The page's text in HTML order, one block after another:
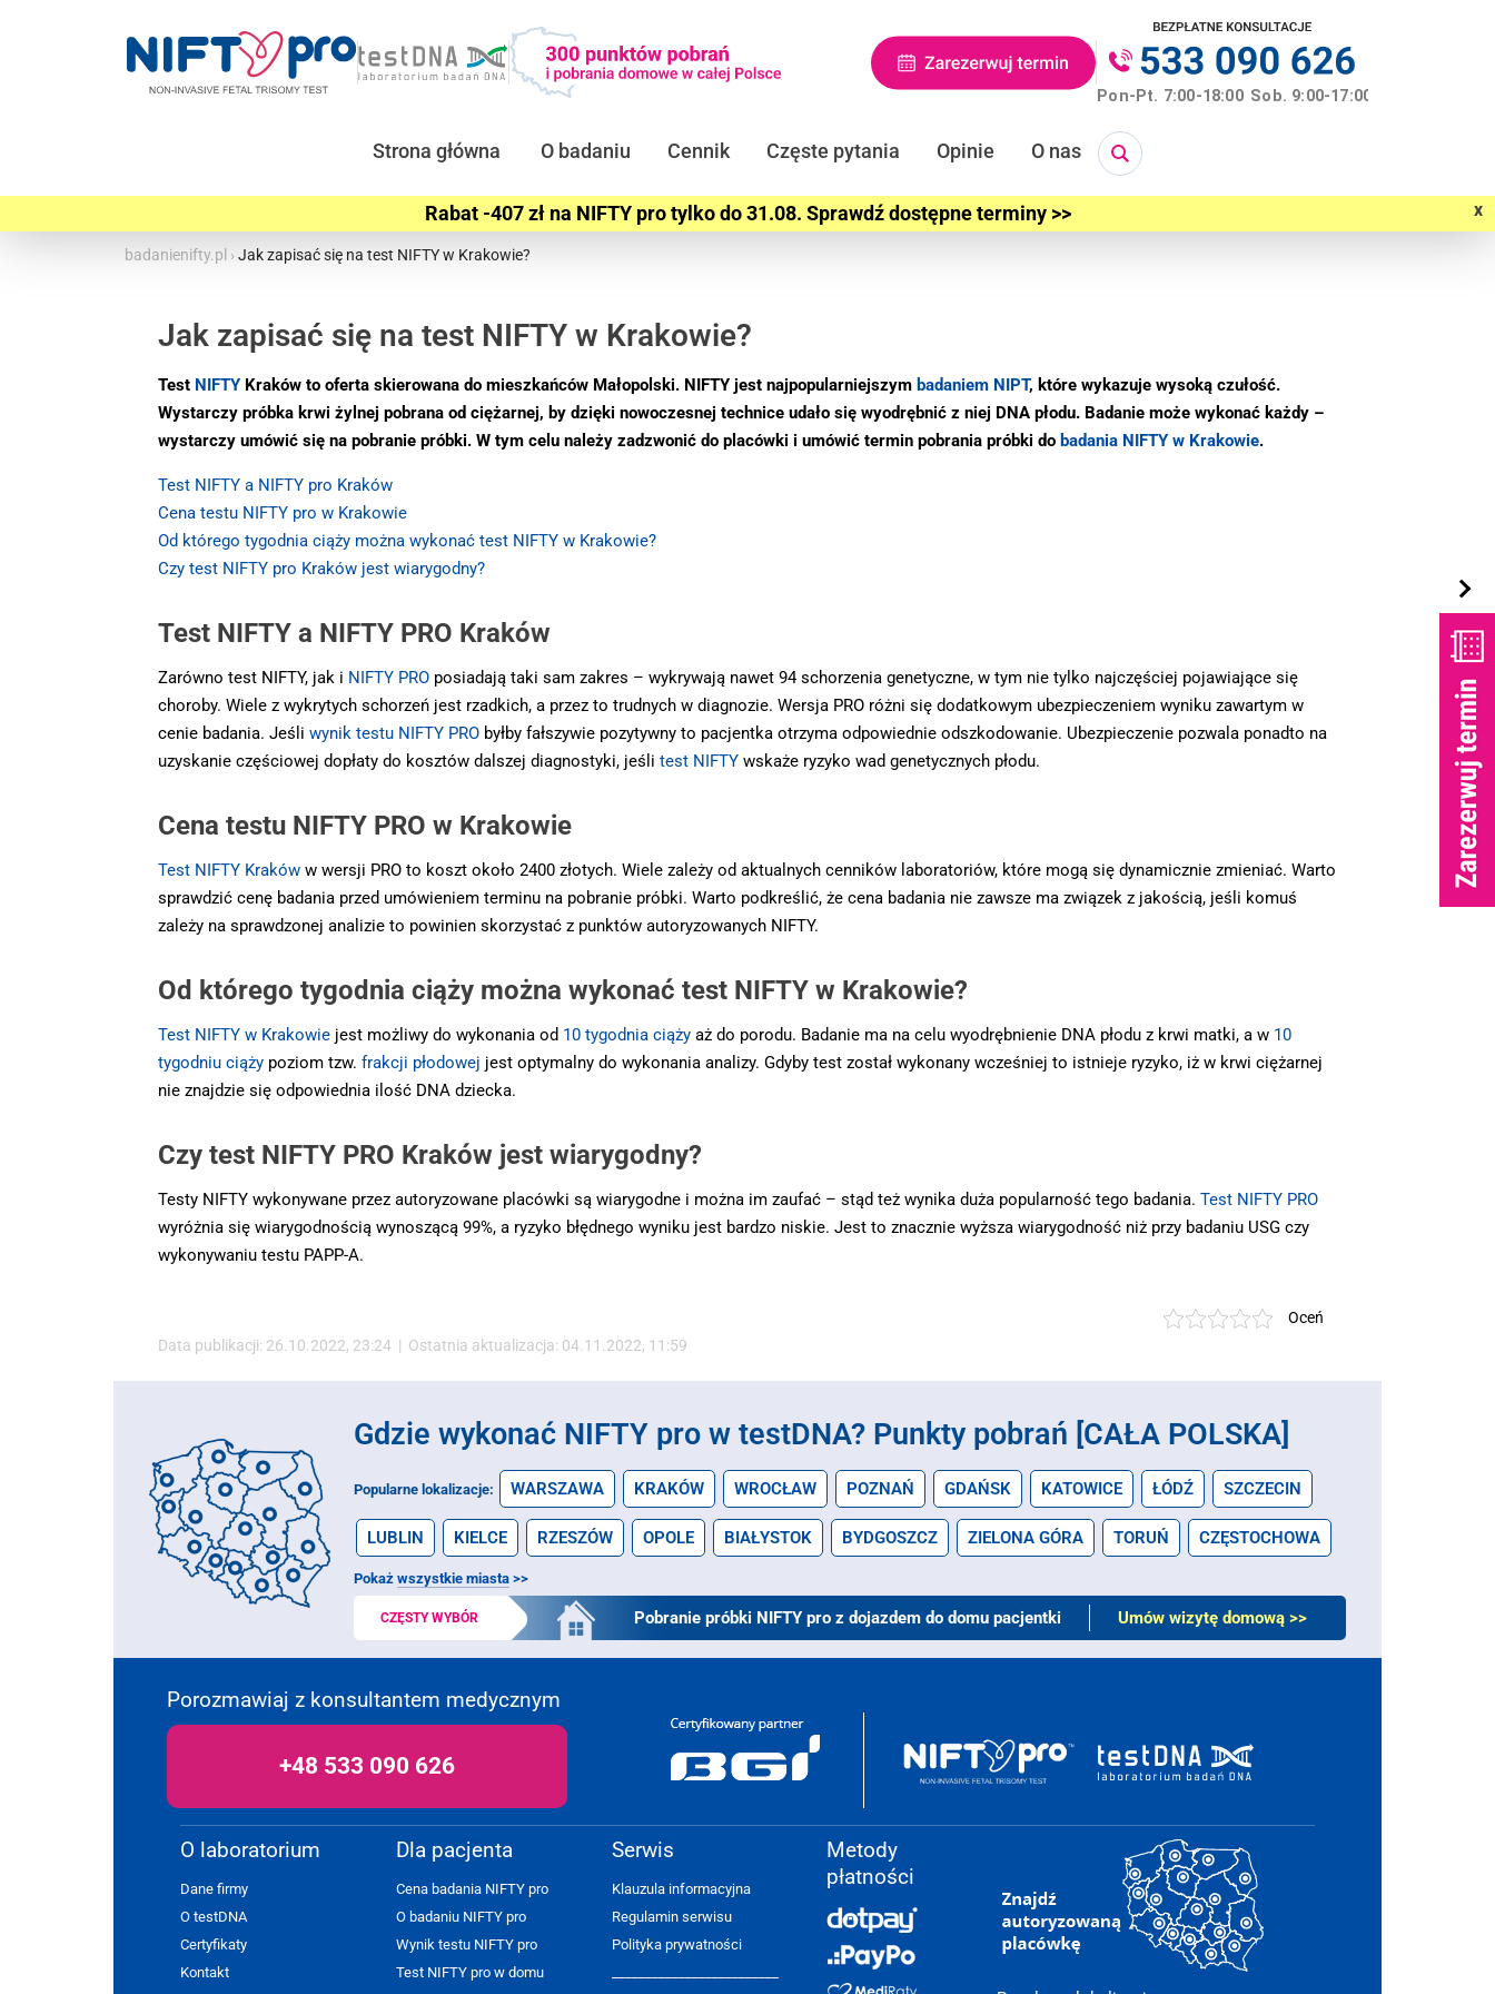
Strona główna O badaniu Cennik Częste pytania Opinie O nas
Rabat -407 zł na NIFTY pro tylko do 31.08. Sprawdź dostępne terminy >> x
badanienifty.pl ›Jak zapisać się na test NIFTY w Krakowie?
Jak zapisać się na test NIFTY w Krakowie?
Test NIFTY Kraków to oferta skierowana do mieszkańców Małopolski. NIFTY jest najpopularniejszym badaniem NIPT, które wykazuje wysoką czułość.
Wystarczy próbka krwi żylnej pobrana od ciężarnej, by dzięki nowoczesnej technice udało się wyodrębnić z niej DNA płodu. Badanie może wykonać każdy –
wystarczy umówić się na pobranie próbki. W tym celu należy zadzwonić do placówki i umówić termin pobrania próbki do badania NIFTY w Krakowie.
Test NIFTY a NIFTY pro Kraków
Cena testu NIFTY pro w Krakowie
Od którego tygodnia ciąży można wykonać test NIFTY w Krakowie?
Czy test NIFTY pro Kraków jest wiarygodny?
Test NIFTY a NIFTY PRO Kraków
Zarówno test NIFTY, jak i NIFTY PRO posiadają taki sam zakres – wykrywają nawet 94 schorzenia genetyczne, w tym nie tylko najczęściej pojawiające się
choroby. Wiele z wykrytych schorzeń jest rzadkich, a przez to trudnych w diagnozie. Wersja PRO różni się dodatkowym ubezpieczeniem wyniku zawartym w
cenie badania. Jeśli wynik testu NIFTY PRO byłby fałszywie pozytywny to pacjentka otrzyma odpowiednie odszkodowanie. Ubezpieczenie pozwala ponadto na
uzyskanie częściowej dopłaty do kosztów dalszej diagnostyki, jeśli test NIFTY wskaże ryzyko wad genetycznych płodu.
Cena testu NIFTY PRO w Krakowie
Test NIFTY Kraków w wersji PRO to koszt około 2400 złotych. Wiele zależy od aktualnych cenników laboratoriów, które mogą się dynamicznie zmieniać. Warto
sprawdzić cenę badania przed umówieniem terminu na pobranie próbki. Warto podkreślić, że cena badania nie zawsze ma związek z jakością, jeśli komuś
zależy na sprawdzonej analizie to powinien skorzystać z punktów autoryzowanych NIFTY.
Od którego tygodnia ciąży można wykonać test NIFTY w Krakowie?
Test NIFTY w Krakowie jest możliwy do wykonania od 10 tygodnia ciąży aż do porodu. Badanie ma na celu wyodrębnienie DNA płodu z krwi matki, a w 10
tygodniu ciąży poziom tzw. frakcji płodowej jest optymalny do wykonania analizy. Gdyby test został wykonany wcześniej to istnieje ryzyko, iż w krwi ciężarnej
nie znajdzie się odpowiednia ilość DNA dziecka.
Czy test NIFTY PRO Kraków jest wiarygodny?
Testy NIFTY wykonywane przez autoryzowane placówki są wiarygodne i można im zaufać – stąd też wynika duża popularność tego badania. Test NIFTY PRO
wyróżnia się wiarygodnością wynoszącą 99%, a ryzyko błędnego wyniku jest bardzo niskie. Jest to znacznie wyższa wiarygodność niż przy badaniu USG czy
wykonywaniu testu PAPP-A.
Oceń
Data publikacji: 26.10.2022, 23:24 | Ostatnia aktualizacja: 04.11.2022, 11:59
Gdzie wykonać NIFTY pro w testDNA? Punkty pobrań [CAŁA POLSKA]
Popularne lokalizacje: WARSZAWA KRAKÓW WROCŁAW POZNAŃ GDAŃSK KATOWICE ŁÓDŹ SZCZECIN
LUBLIN KIELCE RZESZÓW OPOLE BIAŁYSTOK BYDGOSZCZ ZIELONA GÓRA TORUŃ CZĘSTOCHOWA
Pokaż wszystkie miasta >>
CZĘSTY WYBÓR Pobranie próbki NIFTY pro z dojazdem do domu pacjentki Umów wizytę domową >>
Porozmawiaj z konsultantem medycznym
+48 533 090 626
O laboratorium
Dane firmy
O testDNA
Certyfikaty
Kontakt
Dla pacjenta
Cena badania NIFTY pro
O badaniu NIFTY pro
Wynik testu NIFTY pro
Test NIFTY pro w domu
Serwis
Klauzula informacyjna
Regulamin serwisu
Polityka prywatności
Metody
płatności